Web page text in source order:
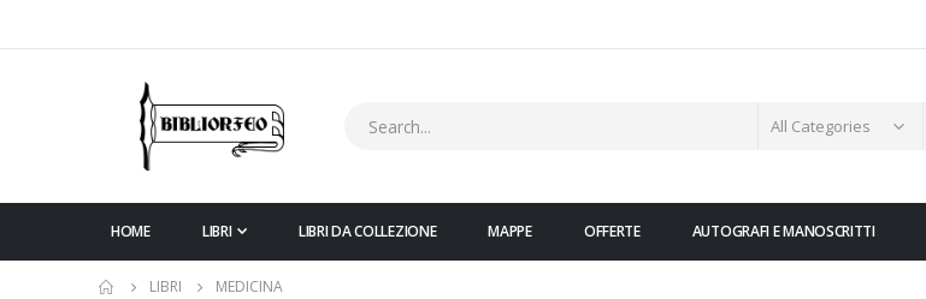
HOME LIBRI LIBRI DA COLLEZIONE MAPPE OFFERTE AUTOGRAFI E MANOSCRITTI
LIBRI MEDICINA